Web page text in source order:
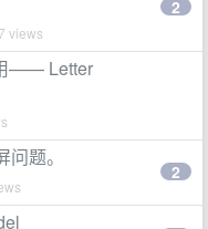
views
2
—— Letter
题。
2